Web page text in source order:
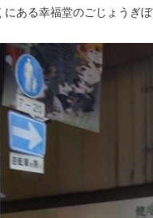
ある幸福堂のごじょうぎ